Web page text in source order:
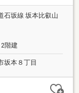
石坂線 坂本比叡山
階建
坂本８丁目